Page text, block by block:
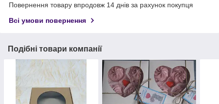
Повернення товару впродовж 14 днів за рахунок покупця
Всі умови повернення
Подібні товари компанії